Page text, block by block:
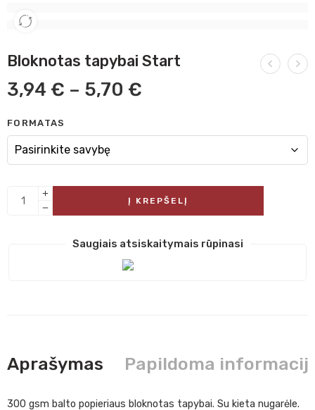
Bloknotas tapybai Start
3,94 € – 5,70 €
FORMATAS
Į KREPŠELĮ
Saugiais atsiskaitymais rūpinasi
Aprašymas Papildoma
300 gsm balto popieriaus bloknotas tapybai. Su kieta nugarėle.